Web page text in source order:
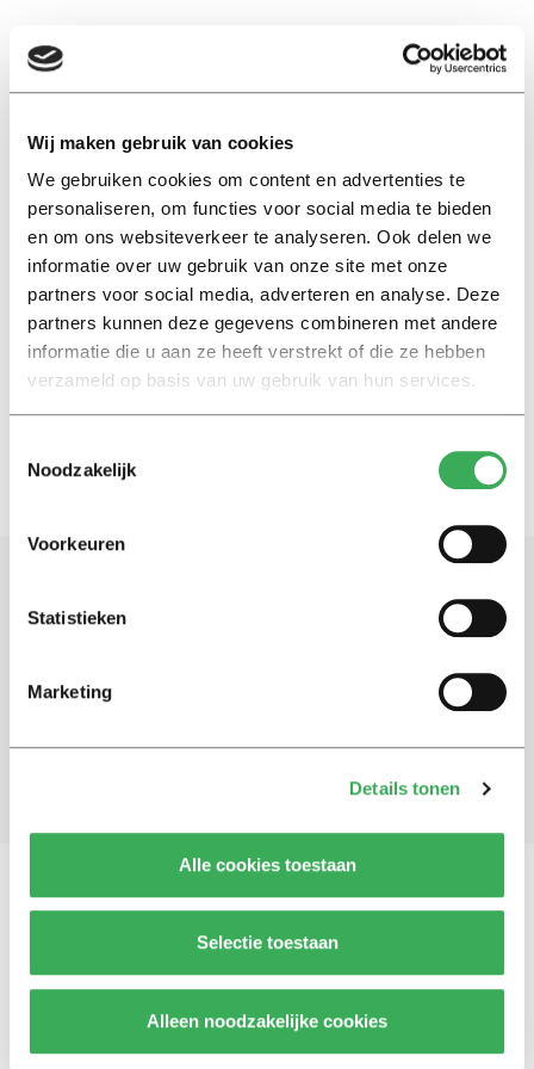
Wij maken gebruik van cookies
We gebruiken cookies om content en advertenties te
personaliseren, om functies voor social media te bieden
en om ons websiteverkeer te analyseren. Ook delen we
informatie over uw gebruik van onze site met onze
partners voor social media, adverteren en analyse. Deze
partners kunnen deze gegevens combineren met andere
informatie die u aan ze heeft verstrekt of die ze hebben
verzameld op basis van uw gebruik van hun services.
Noodzakelijk
Voorkeuren
Statistieken
Marketing
Details tonen
Alle cookies toestaan
Selectie toestaan
Alleen noodzakelijke cookies
EN
zorginstelling
Student Lisa woont tussen de
ouderen: ‘Je wordt vrienden
met mensen in de laatste fase
van hun leven’
21 mei 2026
Schrijf je in voor onze nieuwsbrief
Vragen, opmerkingen of tips?Neem contact met
ons op